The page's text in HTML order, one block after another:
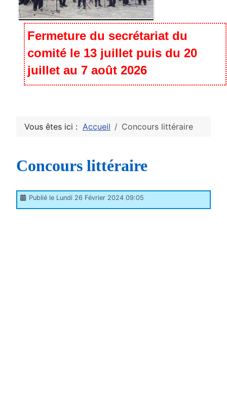
Fermeture du secrétariat du
comité le 13 juillet puis du 20
juillet au 7 août 2026
Vous êtes ici : Accueil Concours littéraire
Concours littéraire
Publié le Lundi 26 Février 2024 09:05